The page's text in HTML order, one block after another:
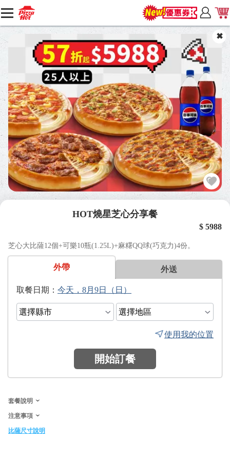
HOT燒星芝心分享餐
$ 5988
芝心大比薩12個+可樂10瓶(1.25L)+麻糬QQ球(巧克力)4份。
外帶 外送
日期：
使用我的位置
開始訂餐
套餐說明
注意事項
比薩尺寸說明